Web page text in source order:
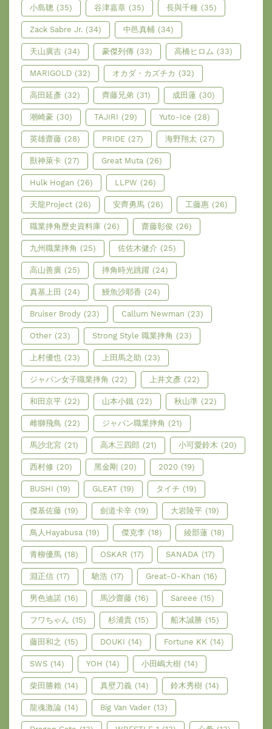
小島聰 (35) 谷津嘉章 (35) 長與千種 (35)
Zack Sabre Jr. (34) 中邑真輔 (34)
天山廣吉 (34) 豪傑列傳 (33) 高橋ヒロム (33)
MARIGOLD (32) オカダ・カズチカ (32)
高田延彥 (32) 齊藤兄弟 (31) 成田蓮 (30)
潮崎豪 (30) TAJIRI (29) Yuto-Ice (28)
英雄齋藤 (28) PRIDE (27) 海野翔太 (27)
獸神萊卡 (27) Great Muta (26)
Hulk Hogan (26) LLPW (26)
天龍Project (26) 安齊勇馬 (26) 工藤惠 (26)
職業摔角歷史資料庫 (26) 齋藤彰俊 (26)
九州職業摔角 (25) 佐佐木健介 (25)
高山善廣 (25) 摔角時光跳躍 (24)
真基上田 (24) 鰻魚沙耶香 (24)
Bruiser Brody (23) Callum Newman (23)
Other (23) Strong Style 職業摔角 (23)
上村優也 (23) 上田馬之助 (23)
ジャパン女子職業摔角 (22) 上井文彥 (22)
和田京平 (22) 山本小鐵 (22) 秋山準 (22)
雌獅飛鳥 (22) ジャパン職業摔角 (21)
馬沙北宮 (21) 高木三四郎 (21) 小可愛鈴木 (20)
西村修 (20) 黑金剛 (20) 2020 (19)
BUSHI (19) GLEAT (19) タイチ (19)
傑基佐藤 (19) 劍道卡辛 (19) 大岩陵平 (19)
鳥人Hayabusa (19) 傑克李 (18) 綾部蓮 (18)
青柳優馬 (18) OSKAR (17) SANADA (17)
淵正信 (17) 馳浩 (17) Great-O-Khan (16)
男色迪諾 (16) 馬沙齋藤 (16) Sareee (15)
フワちゃん (15) 杉浦貴 (15) 船木誠勝 (15)
藤田和之 (15) DOUKI (14) Fortune KK (14)
SWS (14) YOH (14) 小田嶋大樹 (14)
柴田勝賴 (14) 真壁刀義 (14) 鈴木秀樹 (14)
龍魂激論 (14) Big Van Vader (13)